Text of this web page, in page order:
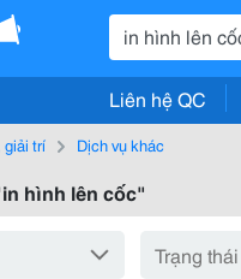
Liên hệ QC
giải trí Dịch vụ khác
hình lên cốc"